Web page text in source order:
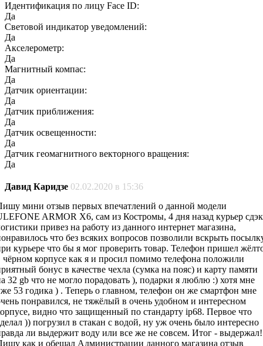
Идентификация по лицу Face ID:
Да
Световой индикатор уведомлений:
Да
Акселерометр:
Да
Магнитный компас:
Да
Датчик ориентации:
Да
Датчик приближения:
Да
Датчик освещенности:
Да
Датчик геомагнитного векторного вращения:
Да
Давид Каридзе 02.02.2020 в 15:36
мини отзыв первых впечатлений о данной модели
ARMOR X6, сам из Костромы, 4 дня назад курьер сдэк
привез на работу из данного интернет магазина,
что без всяких вопросов позволили вскрыть
курьере что бы я мог проверить товар. Телефон пришел
чёрном корпусе как я и просил помимо телефона положили
бонус в качестве чехла (сумка на пояс) и карту памяти
32 gb что не могло порадовать ), подарки я люблю :) хотя мне
53 годика ) . Теперь о главном, телефон он же смартфон мне
понравился, не тяжёлый в очень удобном и интересном
видно что защищенный по стандарту ip68. Первое что
)) погрузил в стакан с водой, ну уж очень было интересно
ли выдержит воду или все же не совсем. Итог - выдержал!
как и обещал Администрации данного магазина отзыв